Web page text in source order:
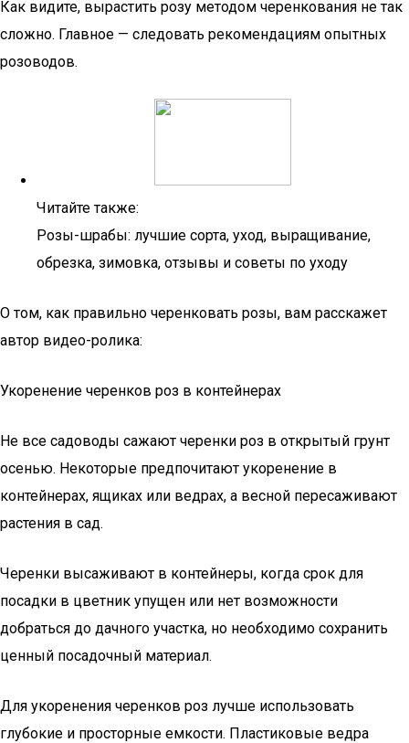
Как видите, вырастить розу методом черенкования не так
сложно. Главное — следовать рекомендациям опытных
розоводов.
Читайте также:
Розы-шрабы: лучшие сорта, уход, выращивание,
обрезка, зимовка, отзывы и советы по уходу
О том, как правильно черенковать розы, вам расскажет
автор видео-ролика:
Укоренение черенков роз в контейнерах
Не все садоводы сажают черенки роз в открытый грунт
осенью. Некоторые предпочитают укоренение в
контейнерах, ящиках или ведрах, а весной пересаживают
растения в сад.
Черенки высаживают в контейнеры, когда срок для
посадки в цветник упущен или нет возможности
добраться до дачного участка, но необходимо сохранить
ценный посадочный материал.
Для укоренения черенков роз лучше использовать
глубокие и просторные емкости. Пластиковые ведра